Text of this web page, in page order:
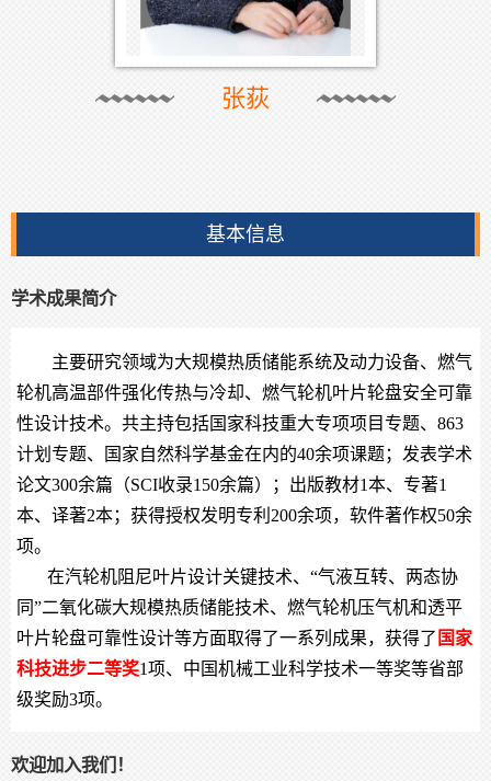
张荻
基本信息
学术成果简介
主要研究领域为大规模热质储能系统及动力设备、燃气
轮机高温部件强化传热与冷却、燃气轮机叶片轮盘安全可靠
性设计技术。共主持包括国家科技重大专项项目专题、863
计划专题、国家自然科学基金在内的40余项课题；发表学术
论文300余篇（SCI收录150余篇）；出版教材1本、专著1
本、译著2本；获得授权发明专利200余项，软件著作权50余
项。
在汽轮机阻尼叶片设计关键技术、“气液互转、两态协
同”二氧化碳大规模热质储能技术、燃气轮机压气机和透平
叶片轮盘可靠性设计等方面取得了一系列成果，获得了 国家
科技进步二等奖1项、中国机械工业科学技术一等奖等省部
级奖励3项。
欢迎加入我们！